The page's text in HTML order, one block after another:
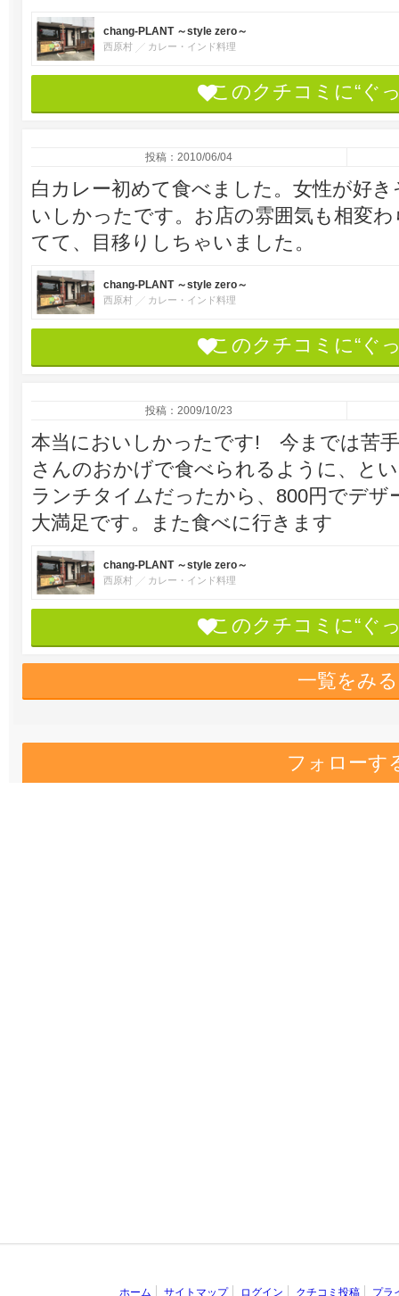
chang-PLANT ～style zero～
西原村 カレー・インド料理
このクチコミに“ぐ
投稿：2010/06/04
白カレー初めて食べました。女性が好
いしかったです。お店の雰囲気も相変
てて、目移りしちゃいました。
chang-PLANT ～style zero～
西原村 カレー・インド料理
このクチコミに“ぐ
投稿：2009/10/23
本当においしかったです! 今までは苦
さんのおかげで食べられるように、
ランチタイムだったから、800円でデ
大満足です。また食べに行きます
chang-PLANT ～style zero～
西原村 カレー・インド料理
このクチコミに“ぐ
一覧をみる
フォローす
ホーム サイトマップ ログイン クチコミ投稿 プラ